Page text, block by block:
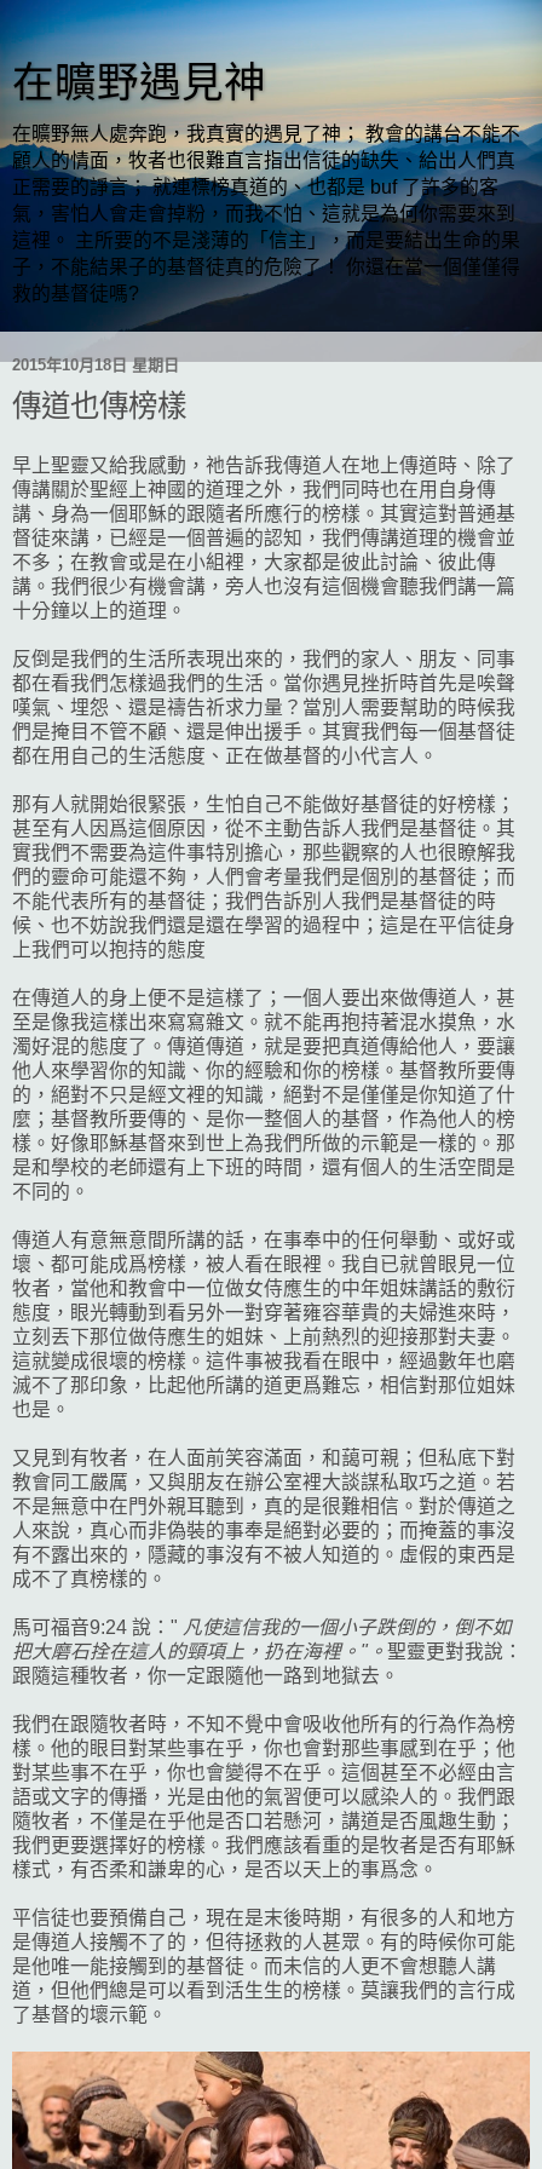
在曠野遇見神
在曠野無人處奔跑，我真實的遇見了神； 教會的講台不能不
顧人的情面，牧者也很難直言指出信徒的缺失、給出人們真
正需要的諍言； 就連標榜真道的、也都是 buf 了許多的客
氣，害怕人會走會掉粉，而我不怕、這就是為何你需要來到
這裡。 主所要的不是淺薄的「信主」，而是要結出生命的果
子，不能結果子的基督徒真的危險了！ 你還在當一個僅僅得
救的基督徒嗎?
2015年10月18日 星期日
傳道也傳榜樣
早上聖靈又給我感動，祂告訴我傳道人在地上傳道時、除了
傳講關於聖經上神國的道理之外，我們同時也在用自身傳
講、身為一個耶穌的跟隨者所應行的榜樣。其實這對普通基
督徒來講，已經是一個普遍的認知，我們傳講道理的機會並
不多；在教會或是在小組裡，大家都是彼此討論、彼此傳
講。我們很少有機會講，旁人也沒有這個機會聽我們講一篇
十分鐘以上的道理。
反倒是我們的生活所表現出來的，我們的家人、朋友、同事
都在看我們怎樣過我們的生活。當你遇見挫折時首先是唉聲
嘆氣、埋怨、還是禱告祈求力量？當別人需要幫助的時候我
們是掩目不管不顧、還是伸出援手。其實我們每一個基督徒
都在用自己的生活態度、正在做基督的小代言人。
那有人就開始很緊張，生怕自己不能做好基督徒的好榜樣；
甚至有人因爲這個原因，從不主動告訴人我們是基督徒。其
實我們不需要為這件事特別擔心，那些觀察的人也很瞭解我
們的靈命可能還不夠，人們會考量我們是個別的基督徒；而
不能代表所有的基督徒；我們告訴別人我們是基督徒的時
候、也不妨說我們還是還在學習的過程中；這是在平信徒身
上我們可以抱持的態度
在傳道人的身上便不是這樣了；一個人要出來做傳道人，甚
至是像我這樣出來寫寫雜文。就不能再抱持著混水摸魚，水
濁好混的態度了。傳道傳道，就是要把真道傳給他人，要讓
他人來學習你的知識、你的經驗和你的榜樣。基督教所要傳
的，絕對不只是經文裡的知識，絕對不是僅僅是你知道了什
麼；基督教所要傳的、是你一整個人的基督，作為他人的榜
樣。好像耶穌基督來到世上為我們所做的示範是一樣的。那
是和學校的老師還有上下班的時間，還有個人的生活空間是
不同的。
傳道人有意無意間所講的話，在事奉中的任何舉動、或好或
壞、都可能成爲榜樣，被人看在眼裡。我自已就曾眼見一位
牧者，當他和教會中一位做女侍應生的中年姐妹講話的敷衍
態度，眼光轉動到看另外一對穿著雍容華貴的夫婦進來時，
立刻丟下那位做侍應生的姐妹、上前熱烈的迎接那對夫妻。
這就變成很壞的榜樣。這件事被我看在眼中，經過數年也磨
滅不了那印象，比起他所講的道更爲難忘，相信對那位姐妹
也是。
又見到有牧者，在人面前笑容滿面，和藹可親；但私底下對
教會同工嚴厲，又與朋友在辦公室裡大談謀私取巧之道。若
不是無意中在門外親耳聽到，真的是很難相信。對於傳道之
人來說，真心而非偽裝的事奉是絕對必要的；而掩蓋的事沒
有不露出來的，隱藏的事沒有不被人知道的。虛假的東西是
成不了真榜樣的。
馬可福音9:24 說：" 凡使這信我的一個小子跌倒的，倒不如
把大磨石拴在這人的頸項上，扔在海裡。"。 聖靈更對我說：
跟隨這種牧者，你一定跟隨他一路到地獄去。
我們在跟隨牧者時，不知不覺中會吸收他所有的行為作為榜
樣。他的眼目對某些事在乎，你也會對那些事感到在乎；他
對某些事不在乎，你也會變得不在乎。這個甚至不必經由言
語或文字的傳播，光是由他的氣習便可以感染人的。我們跟
隨牧者，不僅是在乎他是否口若懸河，講道是否風趣生動；
我們更要選擇好的榜樣。我們應該看重的是牧者是否有耶穌
樣式，有否柔和謙卑的心，是否以天上的事爲念。
平信徒也要預備自己，現在是末後時期，有很多的人和地方
是傳道人接觸不了的，但待拯救的人甚眾。有的時候你可能
是他唯一能接觸到的基督徒。而未信的人更不會想聽人講
道，但他們總是可以看到活生生的榜樣。莫讓我們的言行成
了基督的壞示範。